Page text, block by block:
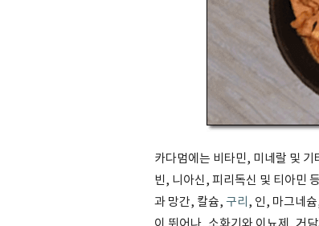
카다멈에는 비타민, 미네랄 및 기
빈, 니아신, 피리독신 및 티아민
과 망간, 칼슘, 구리 , 인, 마그네